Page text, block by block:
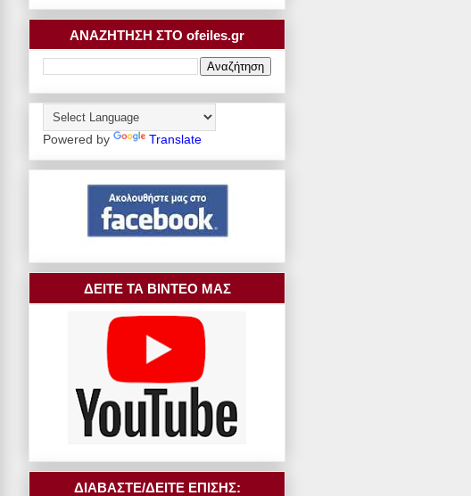
ΑΝΑΖΗΤΗΣΗ ΣΤΟ ofeiles.gr
Powered by Translate
ΔΕΙΤΕ ΤΑ ΒΙΝΤΕΟ ΜΑΣ
ΔΙΑΒΑΣΤΕ/ΔΕΙΤΕ ΕΠΙΣΗΣ: